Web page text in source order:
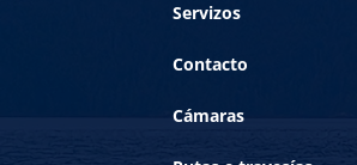
Servizos
Contacto
Cámaras